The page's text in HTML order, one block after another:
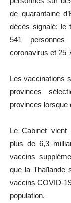
de quarantaine
décès signalé; le
541
coronavirus et 25
Les vaccinations
provinces
provinces lorsque
Le Cabinet vient
plus de 6,3
vaccins
que la Thaïlande
vaccins COVID-
population.